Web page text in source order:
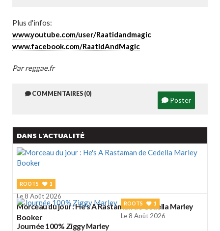
Plus d'infos:
www.youtube.com/user/Raatidandmagic
www.facebook.com/RaatidAndMagic
Par reggae.fr
COMMENTAIRES (0)
Poster
DANS L'ACTUALITÉ
ROOTS 1
Le 8 Août 2026
Morceau du jour : He's A Rastaman de Cedella Marley
Booker
ROOTS 1
Le 8 Août 2026
Journée 100% Ziggy Marley